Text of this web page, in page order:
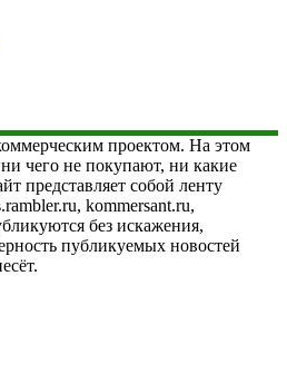
проектом. На этом
чего не покупают, ни какие
представляет собой ленту
kommersant.ru,
без искажения,
публикуемых новостей